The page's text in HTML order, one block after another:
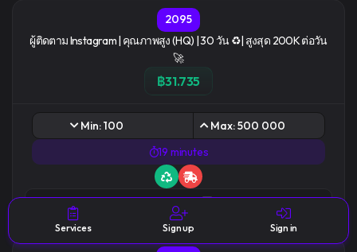
2095
ผู้ติดตาม Instagram | คุณภาพสูง (HQ) | 30 วัน ♻️| สูงสุด 200K ต่อวัน
🚀
฿31.735
Min: 100
Max: 500 000
19 minutes
รายละเอียด
Services Sign up Sign in